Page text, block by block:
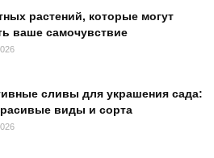
растений, которые могут
ваше самочувствие
сливы для украшения сада:
виды и сорта